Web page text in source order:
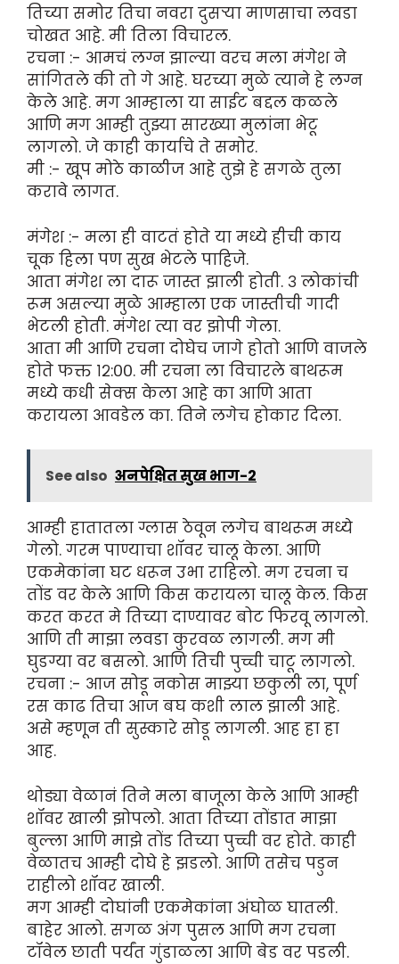
तिच्या समोर तिचा नवरा दुसऱ्या माणसाचा लवडा
चोखत आहे. मी तिला विचारल.
रचना :- आमचं लग्न झाल्या वरच मला मंगेश ने
सांगितले की तो गे आहे. घरच्या मुळे त्याने हे लग्न
केले आहे. मग आम्हाला या साईट बद्दल कळले
आणि मग आम्ही तुझ्या सारख्या मुलांना भेटू
लागलो. जे काही कार्याचे ते समोर.
मी :- खूप मोठे काळीज आहे तुझे हे सगळे तुला
करावे लागत.
मंगेश :- मला ही वाटतं होते या मध्ये हीची काय
चूक हिला पण सुख भेटले पाहिजे.
आता मंगेश ला दारू जास्त झाली होती. ३ लोकांची
रूम असल्या मुळे आम्हाला एक जास्तीची गादी
भेटली होती. मंगेश त्या वर झोपी गेला.
आता मी आणि रचना दोघेच जागे होतो आणि वाजले
होते फक्त १२:००. मी रचना ला विचारले बाथरूम
मध्ये कधी सेक्स केला आहे का आणि आता
करायला आवडेल का. तिने लगेच होकार दिला.
See also अनपेक्षित सुख भाग-2
आम्ही हातातला ग्लास ठेवून लगेच बाथरूम मध्ये
गेलो. गरम पाण्याचा शॉवर चालू केला. आणि
एकमेकांना घट धरून उभा राहिलो. मग रचना च
तोंड वर केले आणि किस करायला चालू केल. किस
करत करत मे तिच्या दाण्यावर बोट फिरवू लागलो.
आणि ती माझा लवडा कुरवळ लागली. मग मी
घुडग्या वर बसलो. आणि तिची पुच्ची चाटू लागलो.
रचना :- आज सोडू नकोस माझ्या छकुली ला, पूर्ण
रस काढ तिचा आज बघ कशी लाल झाली आहे.
असे म्हणून ती सुस्कारे सोडू लागली. आह हा हा
आह.
थोड्या वेळानं तिने मला बाजूला केले आणि आम्ही
शॉवर खाली झोपलो. आता तिच्या तोंडात माझा
बुल्ला आणि माझे तोंड तिच्या पुच्ची वर होते. काही
वेळातच आम्ही दोघे हे झडलो. आणि तसेच पडुन
राहीलो शॉवर खाली.
मग आम्ही दोघांनी एकमेकांना अंघोळ घातली.
बाहेर आलो. सगळ अंग पुसल आणि मग रचना
टॉवेल छाती पर्यंत गुंडाळला आणि बेड वर पडली.